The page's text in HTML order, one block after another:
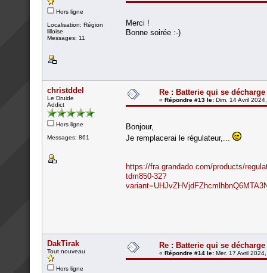
Hors ligne
Localisation: Région
lilloise
Messages: 11
Merci !
Bonne soirée :-)
christddel
Le Druide
Addict
Hors ligne
Messages: 861
Re : Batterie qui se
« Répondre #13 le: Dim. 14 Avril
Bonjour,
Je remplacerai le régulateur,...
https://fra.grandado.com/products/
tdm850-32?
DakTirak
Tout nouveau
Hors ligne
Re : Batterie qui se
« Répondre #14 le: Mer. 17 Avril